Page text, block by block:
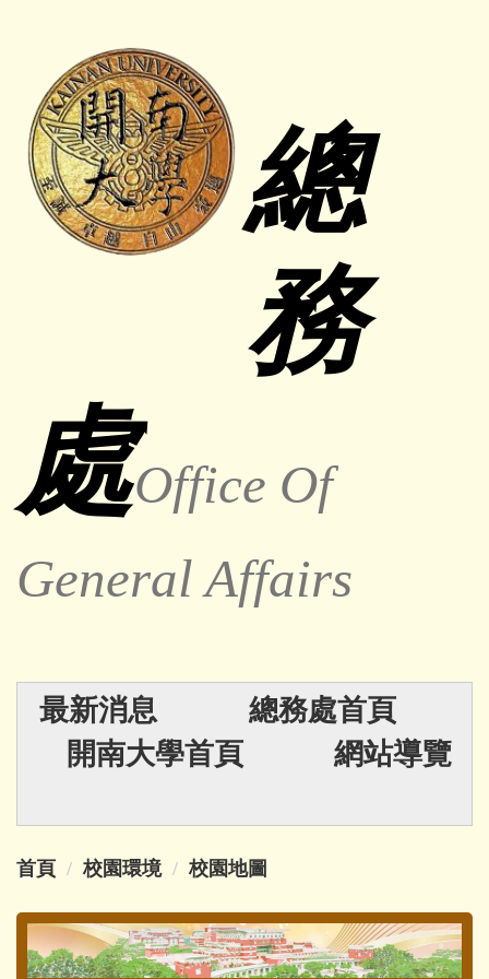
內
容
總
務
處Office Of
General Affairs
最新消息
總務處首頁
開南大學首頁
網站導覽
首頁 校園環境 校園地圖